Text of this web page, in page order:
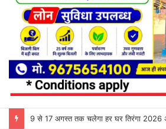
9 से 17 अगस्त तक चलेगा हर घर तिरंगा 2026